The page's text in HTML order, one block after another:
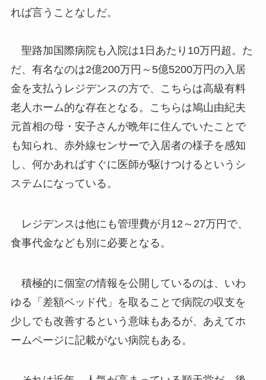
れば言うことなしだ。
聖路加国際病院も入院は1日あたり10万円超。た
だ、有名なのは2億200万円～5億5200万円の入居
金を支払うレジデンスの方で、こちらは高級有料
老人ホーム的な存在となる。こちらは鳩山由紀夫
元首相の母・安子さんが晩年に住んでいたことで
も知られ、赤外線センサーで入居者の様子を感知
し、何かあればすぐに医師が駆けつけるというシ
ステムになっている。
レジデンスは他にも管理費が月12～27万円で、
食事代金なども別に必要となる。
積極的に個室の情報を公開しているのは、いわ
ゆる「差額ベッド代」を取ることで病院の収支を
少しでも改善するという意味もあるが、あえてホ
ームページに記載がない病院もある。